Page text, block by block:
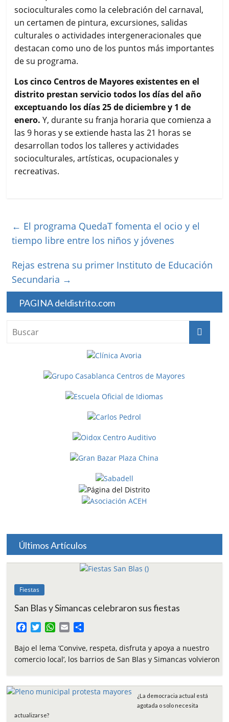
socioculturales como la celebración del carnaval,
un certamen de pintura, excursiones, salidas
culturales o actividades intergeneracionales que
destacan como uno de los puntos más importantes
de su programa.
Los cinco Centros de Mayores existentes en el
distrito prestan servicio todos los días del año
exceptuando los días 25 de diciembre y 1 de
enero. Y, durante su franja horaria que comienza a
las 9 horas y se extiende hasta las 21 horas se
desarrollan todos los talleres y actividades
socioculturales, artísticas, ocupacionales y
recreativas.
← El programa QuedaT fomenta el ocio y el
tiempo libre entre los niños y jóvenes
Rejas estrena su primer Instituto de Educación
Secundaria →
PAGINA deldistrito.com
Últimos Artículos
Fiestas
San Blas y Simancas celebraron sus fiestas
c
e
o
i
t
r
W
a
t
p
p
a
i
m
p
t
Bajo el lema ‘Convive, respeta, disfruta y apoya a nuestro
comercio local’, los barrios de San Blas y Simancas volvieron
¿La democracia actual está
agotada o solo necesita
actualizarse?